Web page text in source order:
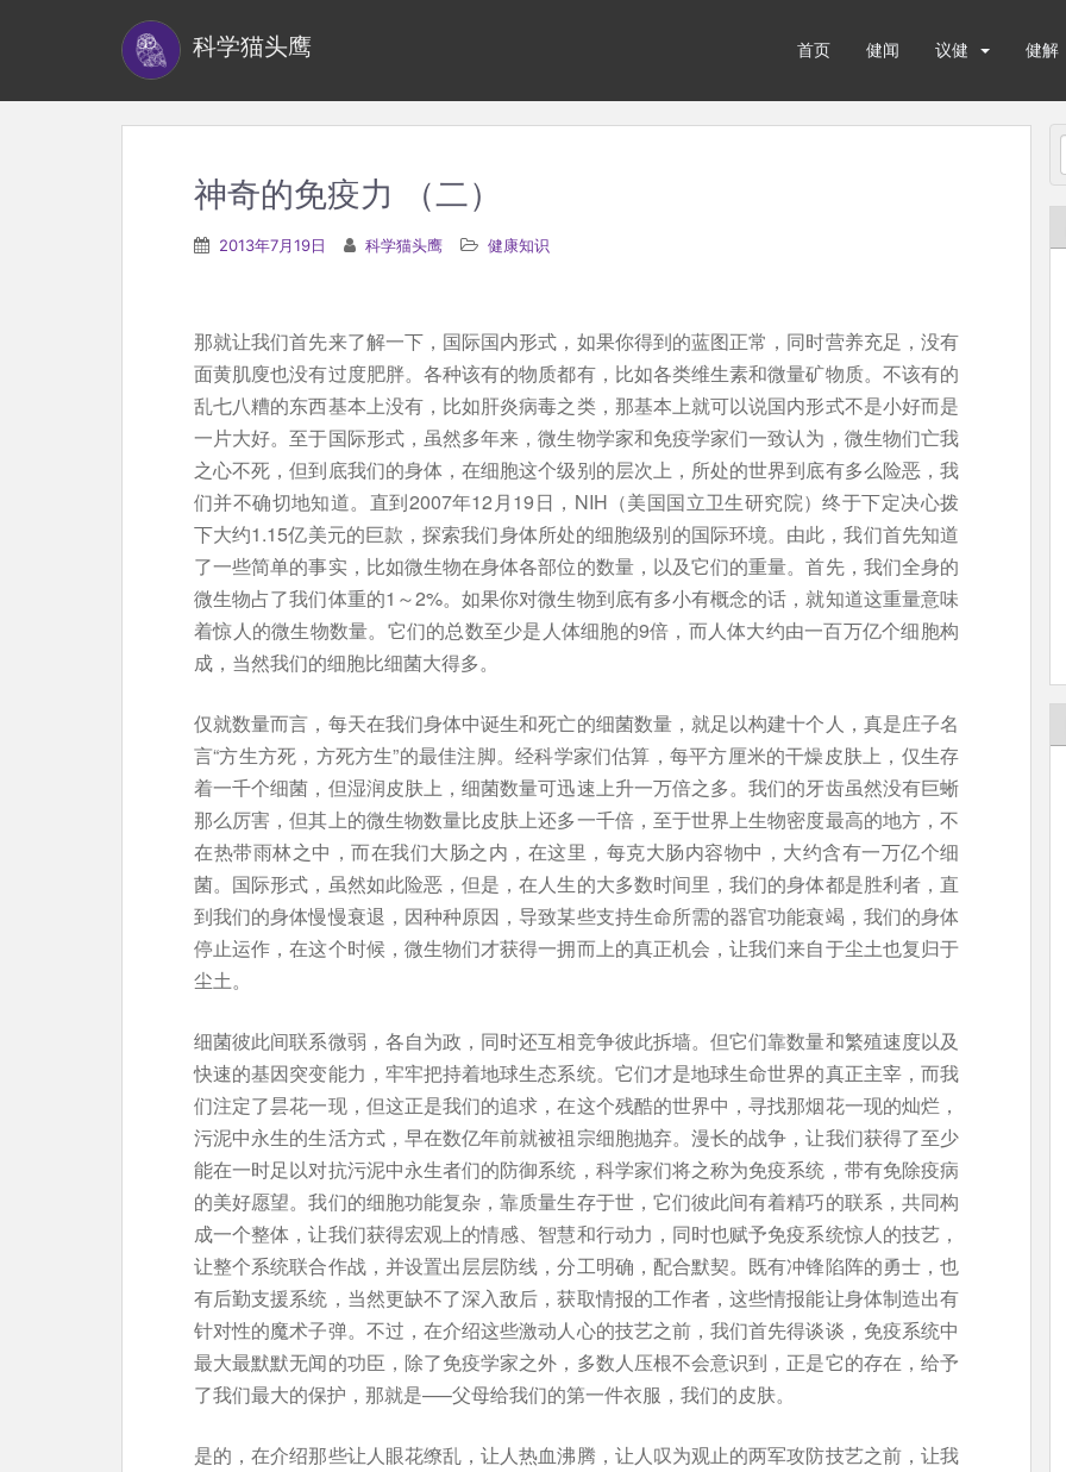
科学猫头鹰 首页 健闻 议健 健解
神奇的免疫力 （二）
2013年7月19日 科学猫头鹰 健康知识
那就让我们首先来了解一下，国际国内形式，如果你得到的蓝图正常，同时营养充足，没有
面黄肌廋也没有过度肥胖。各种该有的物质都有，比如各类维生素和微量矿物质。不该有的
乱七八糟的东西基本上没有，比如肝炎病毒之类，那基本上就可以说国内形式不是小好而是
一片大好。至于国际形式，虽然多年来，微生物学家和免疫学家们一致认为，微生物们亡我
之心不死，但到底我们的身体，在细胞这个级别的层次上，所处的世界到底有多么险恶，我
们并不确切地知道。直到2007年12月19日，NIH（美国国立卫生研究院）终于下定决心拨
下大约1.15亿美元的巨款，探索我们身体所处的细胞级别的国际环境。由此，我们首先知道
了一些简单的事实，比如微生物在身体各部位的数量，以及它们的重量。首先，我们全身的
微生物占了我们体重的1～2%。如果你对微生物到底有多小有概念的话，就知道这重量意味
着惊人的微生物数量。它们的总数至少是人体细胞的9倍，而人体大约由一百万亿个细胞构
成，当然我们的细胞比细菌大得多。
仅就数量而言，每天在我们身体中诞生和死亡的细菌数量，就足以构建十个人，真是庄子名
言“方生方死，方死方生”的最佳注脚。经科学家们估算，每平方厘米的干燥皮肤上，仅生存
着一千个细菌，但湿润皮肤上，细菌数量可迅速上升一万倍之多。我们的牙齿虽然没有巨蜥
那么厉害，但其上的微生物数量比皮肤上还多一千倍，至于世界上生物密度最高的地方，不
在热带雨林之中，而在我们大肠之内，在这里，每克大肠内容物中，大约含有一万亿个细
菌。国际形式，虽然如此险恶，但是，在人生的大多数时间里，我们的身体都是胜利者，直
到我们的身体慢慢衰退，因种种原因，导致某些支持生命所需的器官功能衰竭，我们的身体
停止运作，在这个时候，微生物们才获得一拥而上的真正机会，让我们来自于尘土也复归于
尘土。
细菌彼此间联系微弱，各自为政，同时还互相竞争彼此拆墙。但它们靠数量和繁殖速度以及
快速的基因突变能力，牢牢把持着地球生态系统。它们才是地球生命世界的真正主宰，而我
们注定了昙花一现，但这正是我们的追求，在这个残酷的世界中，寻找那烟花一现的灿烂，
污泥中永生的生活方式，早在数亿年前就被祖宗细胞抛弃。漫长的战争，让我们获得了至少
能在一时足以对抗污泥中永生者们的防御系统，科学家们将之称为免疫系统，带有免除疫病
的美好愿望。我们的细胞功能复杂，靠质量生存于世，它们彼此间有着精巧的联系，共同构
成一个整体，让我们获得宏观上的情感、智慧和行动力，同时也赋予免疫系统惊人的技艺，
让整个系统联合作战，并设置出层层防线，分工明确，配合默契。既有冲锋陷阵的勇士，也
有后勤支援系统，当然更缺不了深入敌后，获取情报的工作者，这些情报能让身体制造出有
针对性的魔术子弹。不过，在介绍这些激动人心的技艺之前，我们首先得谈谈，免疫系统中
最大最默默无闻的功臣，除了免疫学家之外，多数人压根不会意识到，正是它的存在，给予
了我们最大的保护，那就是—–父母给我们的第一件衣服，我们的皮肤。
是的，在介绍那些让人眼花缭乱，让人热血沸腾，让人叹为观止的两军攻防技艺之前，让我